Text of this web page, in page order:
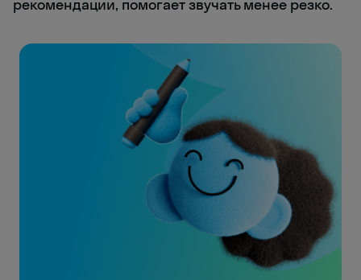
рекомендации, помогает звучать менее резко.